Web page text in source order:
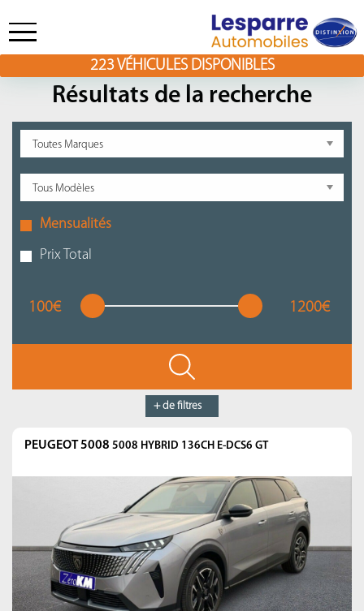
223VÉHICULES DISPONIBLES
Résultats de la recherche
Mensualités
Prix Total
100€ 1200€
+ de filtres
PEUGEOT 5008 5008 HYBRID 136CH E-DCS6 GT